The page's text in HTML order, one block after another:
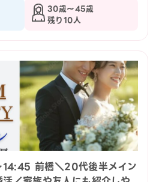
30歳〜45歳
残り10人
前橋＼20代後半メイン